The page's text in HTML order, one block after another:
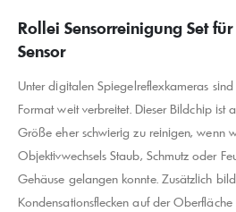
Rollei Sensorreinigung Set
Sensor
Unter digitalen Spiegelreflexkameras sind
Format weit verbreitet. Dieser Bildchip ist
Größe eher schwierig zu reinigen, wenn
Objektivwechsels Staub, Schmutz oder
Gehäuse gelangen konnte. Zusätzlich
Kondensationsflecken auf der